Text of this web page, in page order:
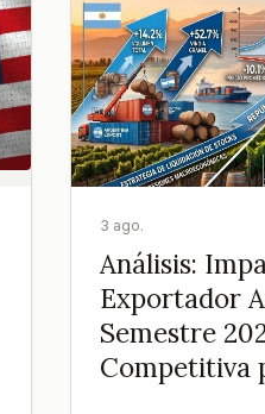
3 ago.
Análisis:
Exportador
Semestre
Competitiva